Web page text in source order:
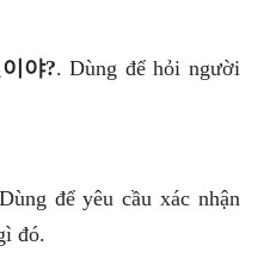
야?. Dùng để hỏi người
để yêu cầu xác nhận
đó.